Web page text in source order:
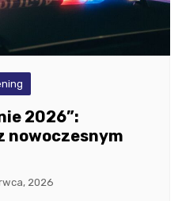
2026”:
nowoczesnym
2026